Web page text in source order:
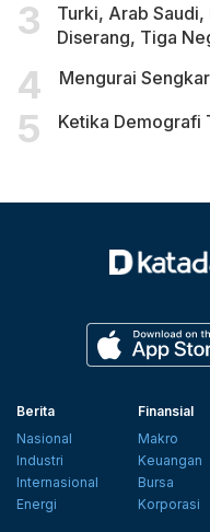
Turki, Arab Saudi,
Diserang, Tiga
Mengurai
Ketika Demografi
Berita
Nasional
Industri
Internasional
Energi
Finansial
Makro
Keuangan
Bursa
Korporasi